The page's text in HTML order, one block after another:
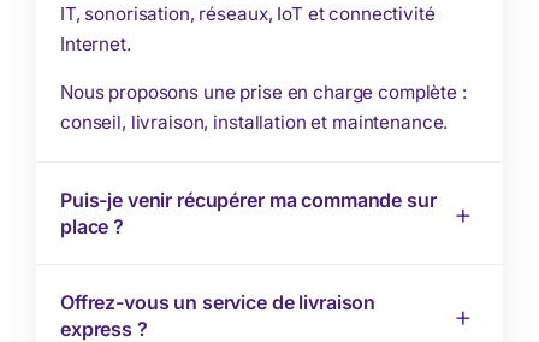
IT, sonorisation, réseaux, IoT et connectivité
Internet.
Nous proposons une prise en charge complète :
conseil, livraison, installation et maintenance.
Puis-je venir récupérer ma commande sur
place ?
Offrez-vous un service de livraison
express ?